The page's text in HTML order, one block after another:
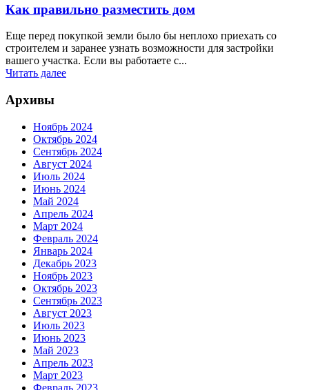
Как правильно разместить дом
Еще перед покупкой земли было бы неплохо приехать со
строителем и заранее узнать возможности для застройки
вашего участка. Если вы работаете с...
Читать далее
Архивы
Ноябрь 2024
Октябрь 2024
Сентябрь 2024
Август 2024
Июль 2024
Июнь 2024
Май 2024
Апрель 2024
Март 2024
Февраль 2024
Январь 2024
Декабрь 2023
Ноябрь 2023
Октябрь 2023
Сентябрь 2023
Август 2023
Июль 2023
Июнь 2023
Май 2023
Апрель 2023
Март 2023
Февраль 2023